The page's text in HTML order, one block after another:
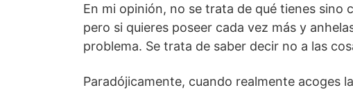
En mi opinión, no se trata de qué tienes sino
pero si quieres poseer cada vez más y
problema. Se trata de saber decir no a las
Paradójicamente, cuando realmente acoges